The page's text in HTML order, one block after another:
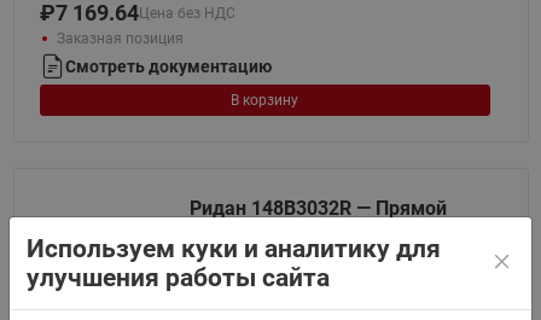
₽7 169.64Цена без НДС
Заказная позиция
Смотреть документацию
В корзину
Ридан 148B3032R — Прямой
52, тип присоединения 32 D (1
1/4") — под сварку встык
Используем куки и аналитику для
улучшения работы сайта